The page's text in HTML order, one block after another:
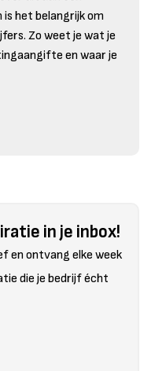
het belangrijk om
Zo weet je wat je
en waar je
in je inbox!
en ontvang elke week
die je bedrijf écht